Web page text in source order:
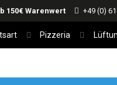
150€ Warenwert +49 (0)
Pizzeria